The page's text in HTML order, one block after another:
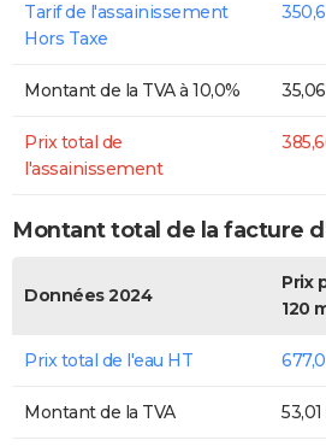
Tarif de l'assainissement
Hors Taxe
Montant de la TVA à 10,0%
Prix total de
l'assainissement
Montant total de la facture
Données 2024
Prix
120
Prix total de l'eau HT
Montant de la TVA